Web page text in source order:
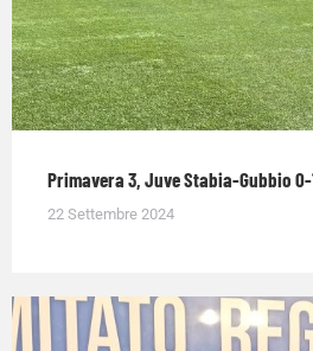
Primavera 3, Juve Stabia-Gubbio
22 Settembre 2024